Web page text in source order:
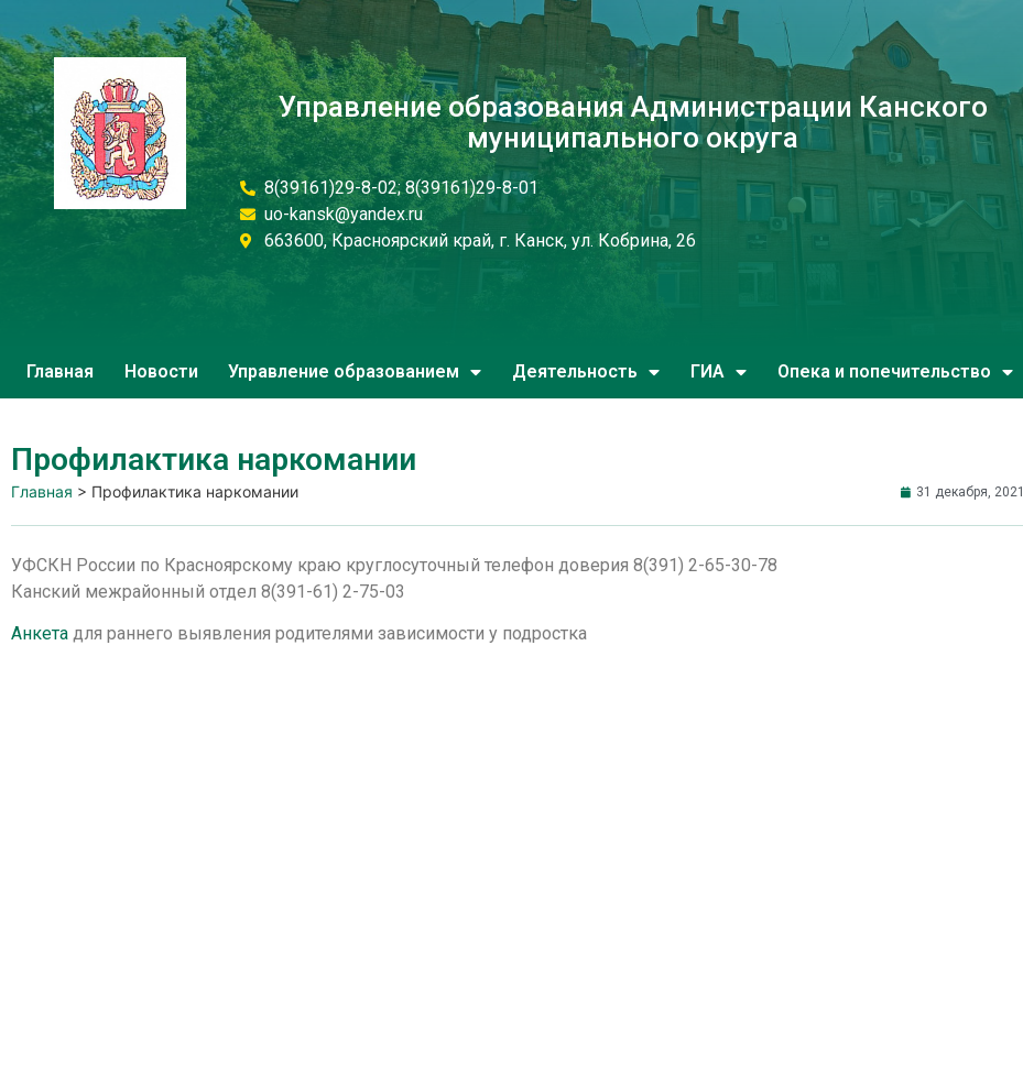
Управление образования Администрации Канского
муниципального округа
8(39161)29-8-02; 8(39161)29-8-01
uo-kansk@yandex.ru
663600, Красноярский край, г. Канск, ул. Кобрина, 26
Главная Новости Управление образованием Деятельность ГИА Опека и попечительство
Профилактика наркомании
Главная > Профилактика наркомании 31 декабря, 2021
УФСКН России по Красноярскому краю круглосуточный телефон доверия 8(391) 2-65-30-78
Канский межрайонный отдел 8(391-61) 2-75-03
Анкета для раннего выявления родителями зависимости у подростка